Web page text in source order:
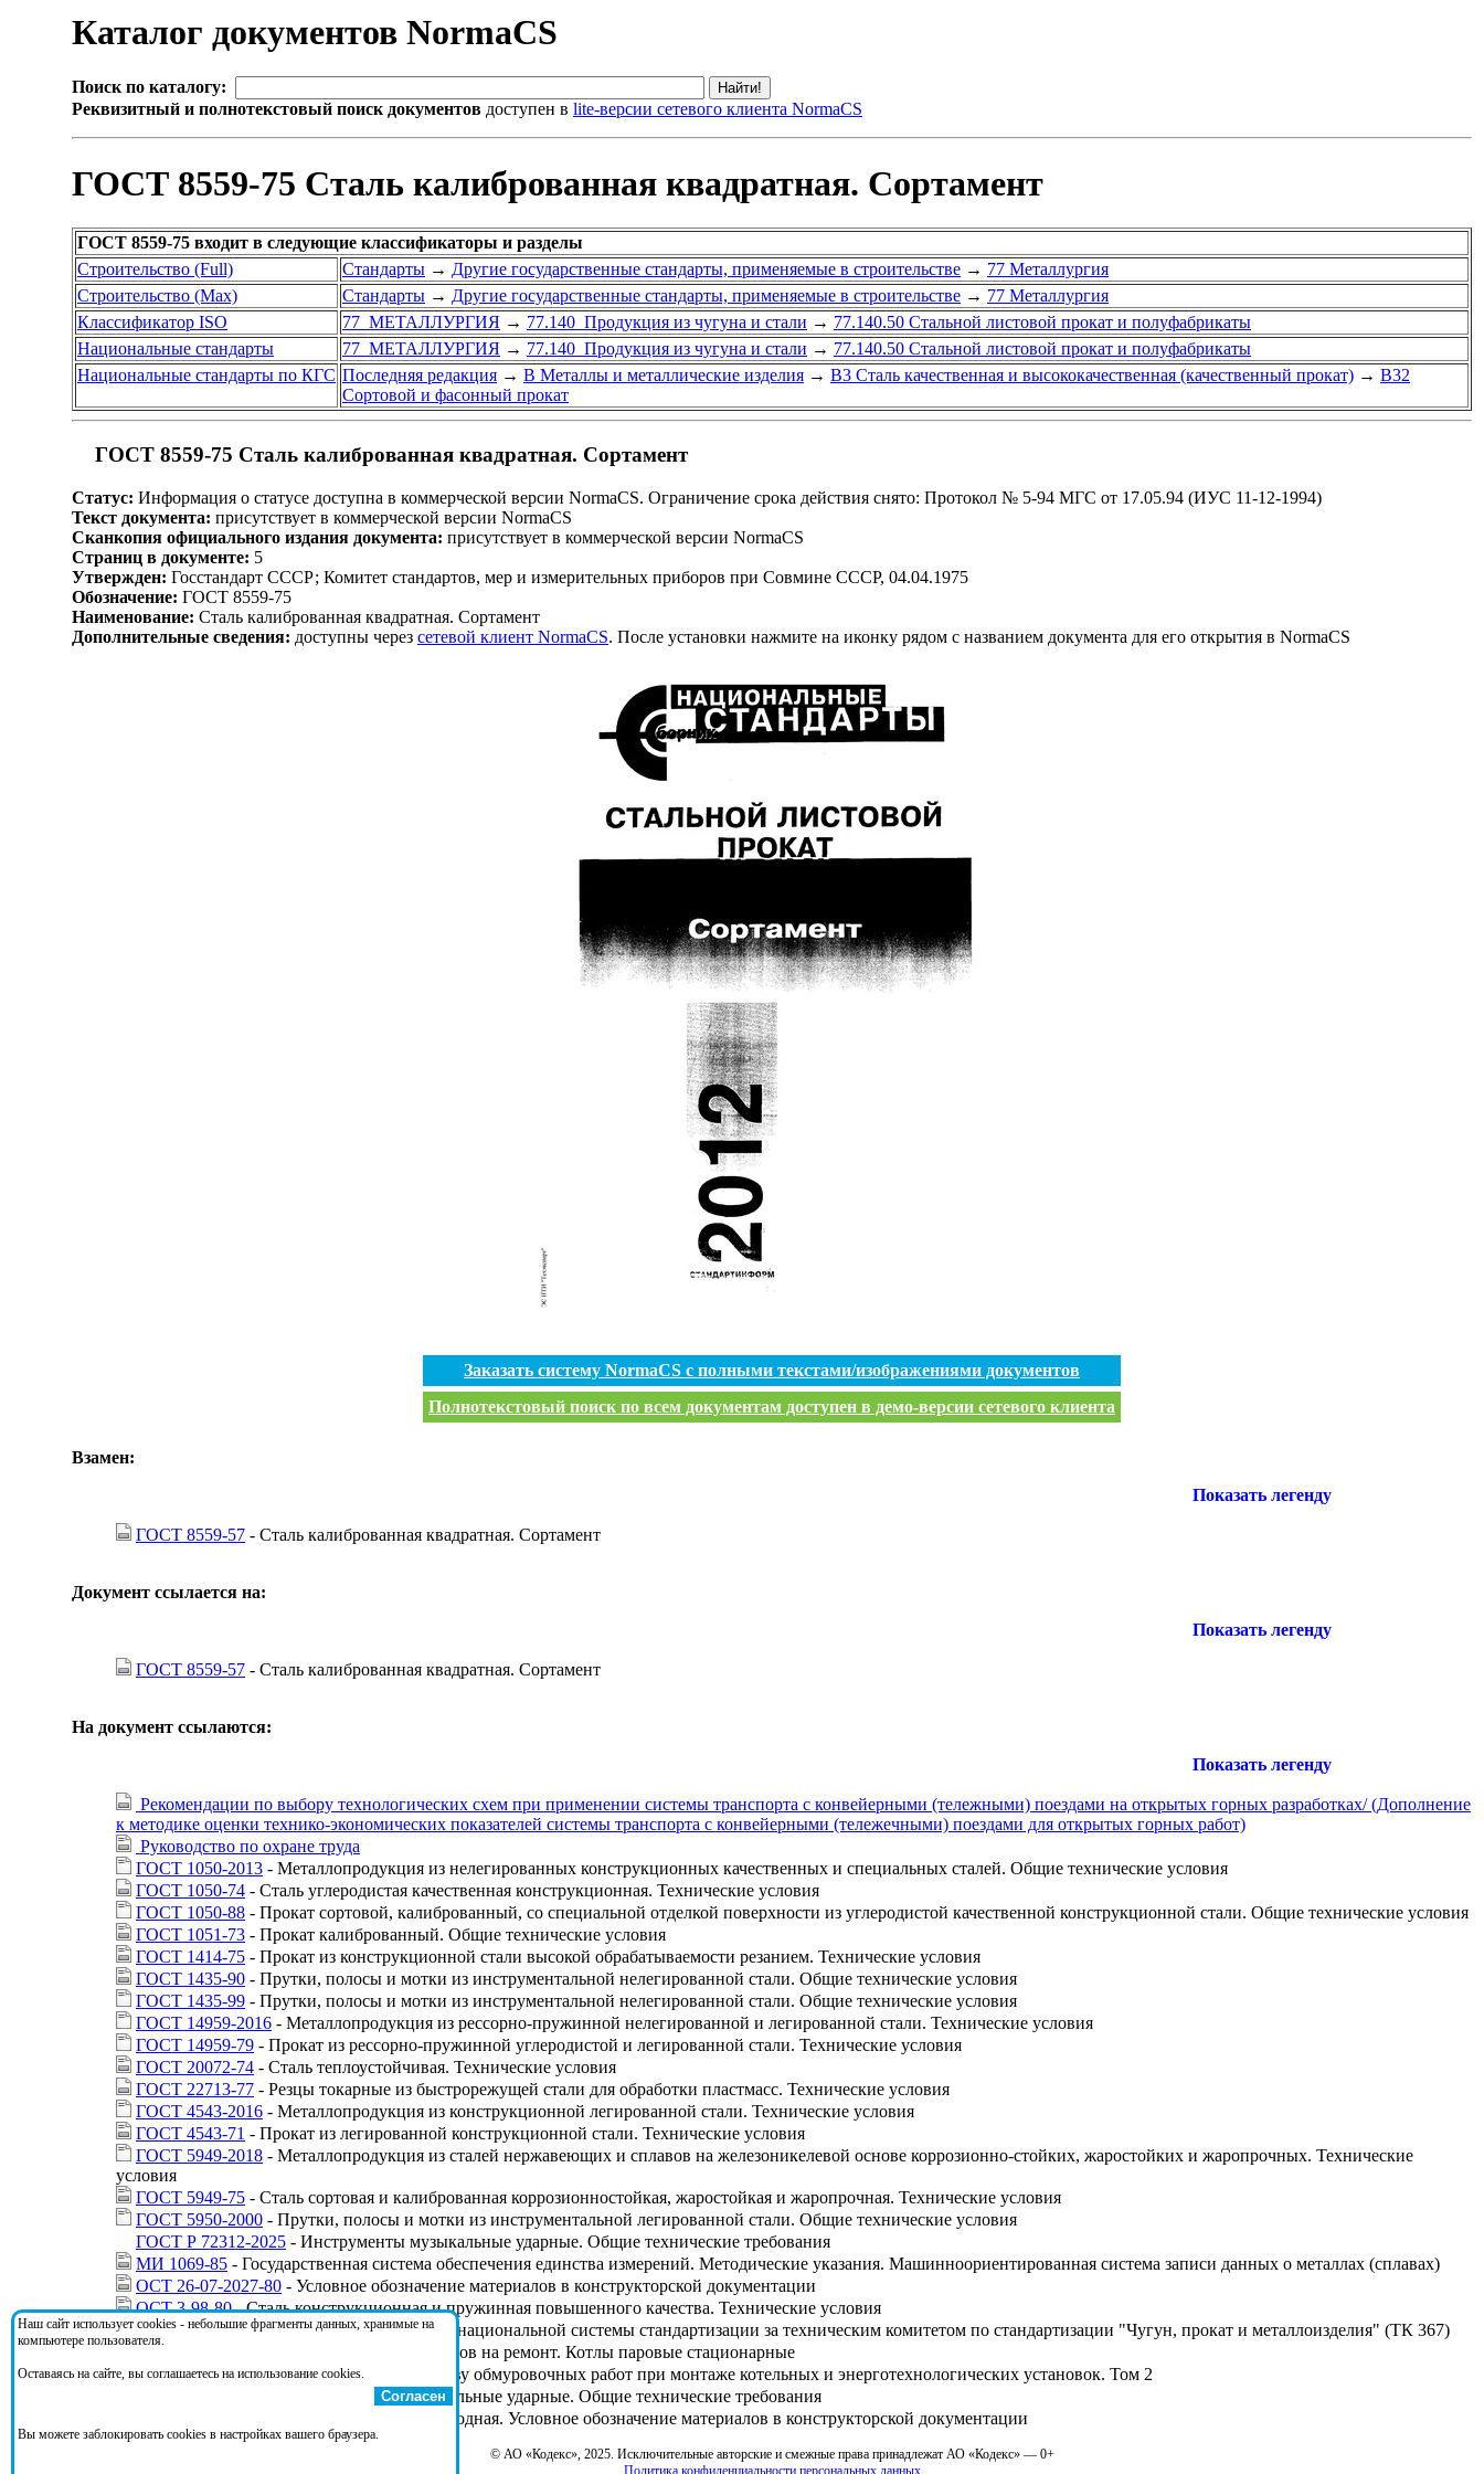
Каталог документов NormaCS
Поиск по каталогу:
Реквизитный и полнотекстовый поиск документов доступен в lite-версии сетевого клиента NormaCS
ГОСТ 8559-75 Сталь калиброванная квадратная. Сортамент
ГОСТ 8559-75 входит в следующие классификаторы и разделы
Строительство (Full)
Стандарты → Другие государственные стандарты, применяемые в строительстве → 77 Металлургия
Строительство (Max)
Стандарты → Другие государственные стандарты, применяемые в строительстве → 77 Металлургия
Классификатор ISO
77 МЕТАЛЛУРГИЯ → 77.140 Продукция из чугуна и стали → 77.140.50 Стальной листовой прокат и полуфабрикаты
Национальные стандарты
77 МЕТАЛЛУРГИЯ → 77.140 Продукция из чугуна и стали → 77.140.50 Стальной листовой прокат и полуфабрикаты
Национальные стандарты по КГС Последняя редакция → В Металлы и металлические изделия → В3 Сталь качественная и высококачественная (качественный прокат) → В32
Сортовой и фасонный прокат
ГОСТ 8559-75 Сталь калиброванная квадратная. Сортамент
Статус: Информация о статусе доступна в коммерческой версии NormaCS. Ограничение срока действия снято: Протокол № 5-94 МГС от 17.05.94 (ИУС 11-12-1994)
Текст документа: присутствует в коммерческой версии NormaCS
Сканкопия официального издания документа: присутствует в коммерческой версии NormaCS
Страниц в документе: 5
Утвержден: Госстандарт СССР; Комитет стандартов, мер и измерительных приборов при Совмине СССР, 04.04.1975
Обозначение: ГОСТ 8559-75
Наименование: Сталь калиброванная квадратная. Сортамент
Дополнительные сведения: доступны через сетевой клиент NormaCS. После установки нажмите на иконку рядом с названием документа для его открытия в NormaCS
Заказать систему NormaCS с полными текстами/изображениями документов
Полнотекстовый поиск по всем документам доступен в демо-версии сетевого клиента
Взамен:
Показать легенду
ГОСТ 8559-57 - Сталь калиброванная квадратная. Сортамент
Документ ссылается на:
Показать легенду
ГОСТ 8559-57 - Сталь калиброванная квадратная. Сортамент
На документ ссылаются:
Показать легенду
Рекомендации по выбору технологических схем при применении системы транспорта с конвейерными (тележными) поездами на открытых горных разработках/ (Дополнение
к методике оценки технико-экономических показателей системы транспорта с конвейерными (тележечными) поездами для открытых горных работ)
Руководство по охране труда
ГОСТ 1050-2013 - Металлопродукция из нелегированных конструкционных качественных и специальных сталей. Общие технические условия
ГОСТ 1050-74 - Сталь углеродистая качественная конструкционная. Технические условия
ГОСТ 1050-88 - Прокат сортовой, калиброванный, со специальной отделкой поверхности из углеродистой качественной конструкционной стали. Общие технические условия
ГОСТ 1051-73 - Прокат калиброванный. Общие технические условия
ГОСТ 1414-75 - Прокат из конструкционной стали высокой обрабатываемости резанием. Технические условия
ГОСТ 1435-90 - Прутки, полосы и мотки из инструментальной нелегированной стали. Общие технические условия
ГОСТ 1435-99 - Прутки, полосы и мотки из инструментальной нелегированной стали. Общие технические условия
ГОСТ 14959-2016 - Металлопродукция из рессорно-пружинной нелегированной и легированной стали. Технические условия
ГОСТ 14959-79 - Прокат из рессорно-пружинной углеродистой и легированной стали. Технические условия
ГОСТ 20072-74 - Сталь теплоустойчивая. Технические условия
ГОСТ 22713-77 - Резцы токарные из быстрорежущей стали для обработки пластмасс. Технические условия
ГОСТ 4543-2016 - Металлопродукция из конструкционной легированной стали. Технические условия
ГОСТ 4543-71 - Прокат из легированной конструкционной стали. Технические условия
ГОСТ 5949-2018 - Металлопродукция из сталей нержавеющих и сплавов на железоникелевой основе коррозионно-стойких, жаростойких и жаропрочных. Технические
условия
ГОСТ 5949-75 - Сталь сортовая и калиброванная коррозионностойкая, жаростойкая и жаропрочная. Технические условия
ГОСТ 5950-2000 - Прутки, полосы и мотки из инструментальной легированной стали. Общие технические условия
ГОСТ Р 72312-2025 - Инструменты музыкальные ударные. Общие технические требования
МИ 1069-85 - Государственная система обеспечения единства измерений. Методические указания. Машинноориентированная система записи данных о металлах (сплавах)
ОСТ 26-07-2027-80 - Условное обозначение материалов в конструкторской документации
ОСТ 3-98-80- Сталь конструкционная и пружинная повышенного качества. Технические условия
Приказ 3375- О закреплении документов национальной системы стандартизации за техническим комитетом по стандартизации "Чугун, прокат и металлоизделия" (ТК 367)
- Нормы расхода материалов на ремонт. Котлы паровые стационарные
РД 34.26.203- Инструкция по производству обмуровочных работ при монтаже котельных и энерготехнологических установок. Том 2
- Инструменты музыкальные ударные. Общие технические требования
- Арматура трубопроводная. Условное обозначение материалов в конструкторской документации
© АО «Кодекс», 2025. Исключительные авторские и смежные права принадлежат АО «Кодекс» — 0+
Политика конфиденциальности персональных данных
Наш сайт использует cookies - небольшие фрагменты данных, хранимые на
компьютере пользователя.
Оставаясь на сайте, вы соглашаетесь на использование cookies.
Согласен
Вы можете заблокировать cookies в настройках вашего браузера.